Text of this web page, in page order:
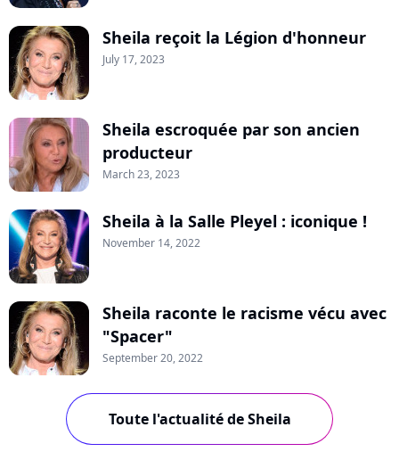
Sheila reçoit la Légion d'honneur
July 17, 2023
Sheila escroquée par son ancien
producteur
March 23, 2023
Sheila à la Salle Pleyel : iconique !
November 14, 2022
Sheila raconte le racisme vécu avec
"Spacer"
September 20, 2022
Toute l'actualité de Sheila